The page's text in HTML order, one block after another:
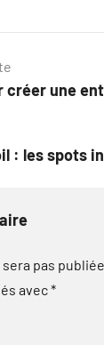
créer une
: les spots
pas publiée.
avec*